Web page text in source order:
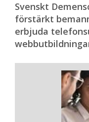
Svenskt
förstärkt
erbjuda